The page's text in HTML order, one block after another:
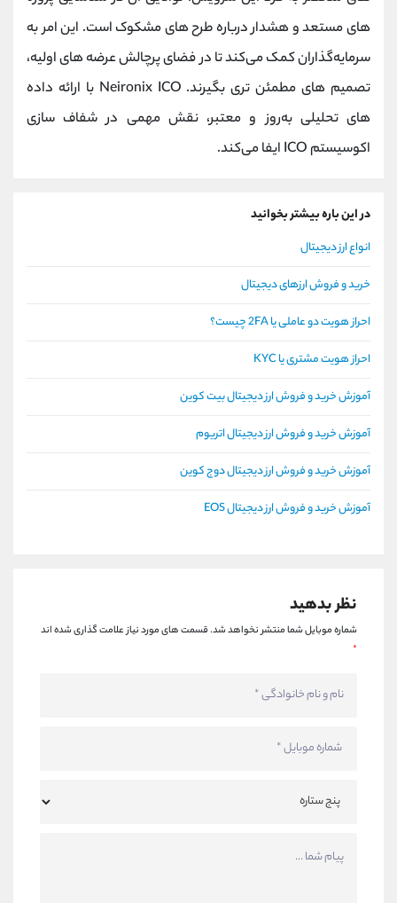
های مستعد و هشدار درباره طرح ‌های مشکوک است. این امر به
سرمایه‌گذاران کمک می‌کند تا در فضای پرچالش عرضه‌ های اولیه،
تصمیم ‌های مطمئن‌ تری بگیرند. Neironix ICO با ارائه داده‌
های تحلیلی به‌روز و معتبر، نقش مهمی در شفاف‌ سازی
اکوسیستم ICO ایفا می‌کند.
در این باره بیشتر بخوانید
انواع ارز دیجیتال
خرید و فروش ارزهای دیجیتال
احراز هویت دو عاملی یا 2FA چیست؟
احراز هویت مشتری یا KYC
آموزش خرید و فروش ارز دیجیتال بیت کوین
آموزش خرید و فروش ارز دیجیتال اتریوم
آموزش خرید و فروش ارز دیجیتال دوج کوین
آموزش خرید و فروش ارز دیجیتال EOS
نظر بدهید
شماره موبایل شما منتشر نخواهد شد.قسمت های مورد نیاز علامت گذاری شده اند
*